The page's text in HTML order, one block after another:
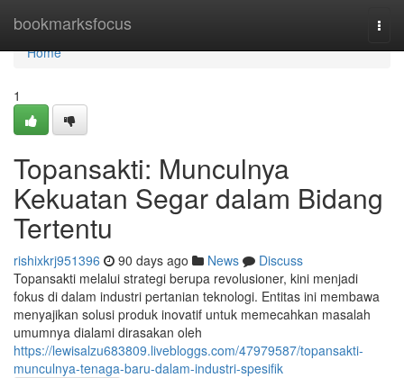
bookmarksfocus
Home
Home
1
Topansakti: Munculnya
Kekuatan Segar dalam Bidang
Tertentu
rishixkrj951396 90 days ago News
Discuss
Topansakti melalui strategi berupa revolusioner, kini menjadi
fokus di dalam industri pertanian teknologi. Entitas ini membawa
menyajikan solusi produk inovatif untuk memecahkan masalah
umumnya dialami dirasakan oleh
https://lewisalzu683809.livebloggs.com/47979587/topansakti-
munculnya-tenaga-baru-dalam-industri-spesifik